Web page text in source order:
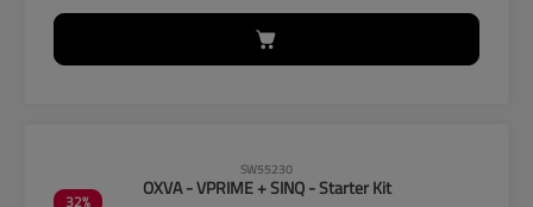
32%
SW55230
OXVA - VPRIME + SINQ - Starter Kit